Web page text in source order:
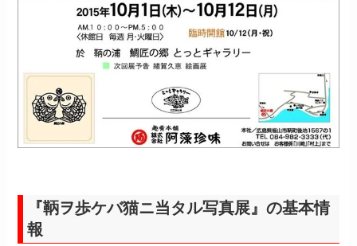
『鞆ヲ歩ケバ猫ニ当タル写真展』の基本情
報